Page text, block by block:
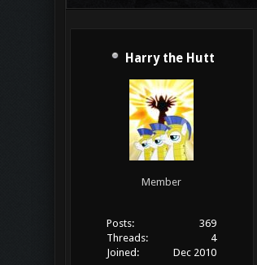
Harry the Hutt
Member
Posts:
369
Threads:
4
Joined:
Dec 2010